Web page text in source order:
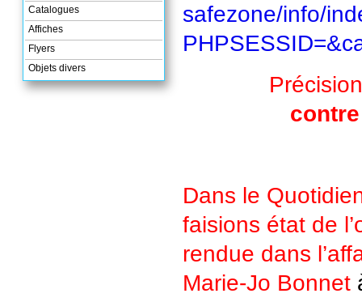
safezone/info/
Dans le
faisions état de
rendue dans
Marie-Jo Bonnet
Catalogues
Affiches
Flyers
Objets divers